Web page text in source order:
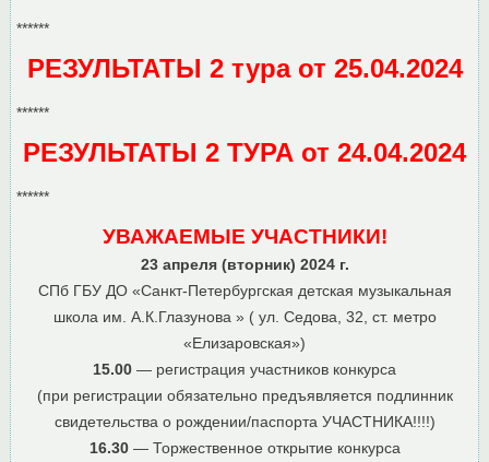
******
РЕЗУЛЬТАТЫ 2 тура от 25.04.2024
******
РЕЗУЛЬТАТЫ 2 ТУРА от 24.04.2024
******
УВАЖАЕМЫЕ УЧАСТНИКИ!
23 апреля (вторник) 2024 г.
СПб ГБУ ДО «Санкт-Петербургская детская музыкальная
школа им. А.К.Глазунова » ( ул. Седова, 32, ст. метро
«Елизаровская»)
15.00 — регистрация участников конкурса
(при регистрации обязательно предъявляется подлинник
свидетельства о рождении/паспорта УЧАСТНИКА!!!!)
16.30— Торжественное открытие конкурса